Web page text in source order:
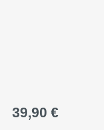
39,90 €